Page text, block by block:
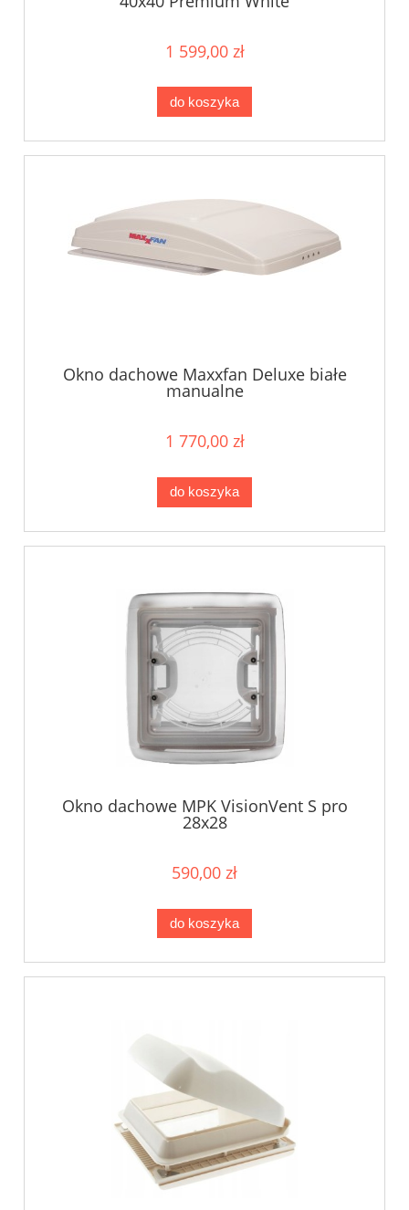
1 599,00 zł
do koszyka
Okno dachowe Maxxfan Deluxe białe
manualne
1 770,00 zł
do koszyka
Okno dachowe MPK VisionVent S pro
28x28
590,00 zł
do koszyka